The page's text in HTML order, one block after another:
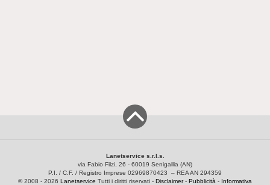
Lanetservice s.r.l.s.
via Fabio Filzi, 26 - 60019 Senigallia (AN)
P.I. / C.F. / Registro Imprese 02969870423 – REA AN 294359
© 2008 - 2026 Lanetservice Tutti i diritti riservati - Disclaimer- Pubblicità - Informativa